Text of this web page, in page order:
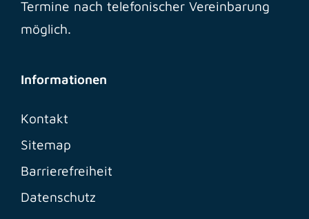
Termine nach telefonischer Vereinbarung
möglich.
Informationen
Kontakt
Sitemap
Barrierefreiheit
Datenschutz